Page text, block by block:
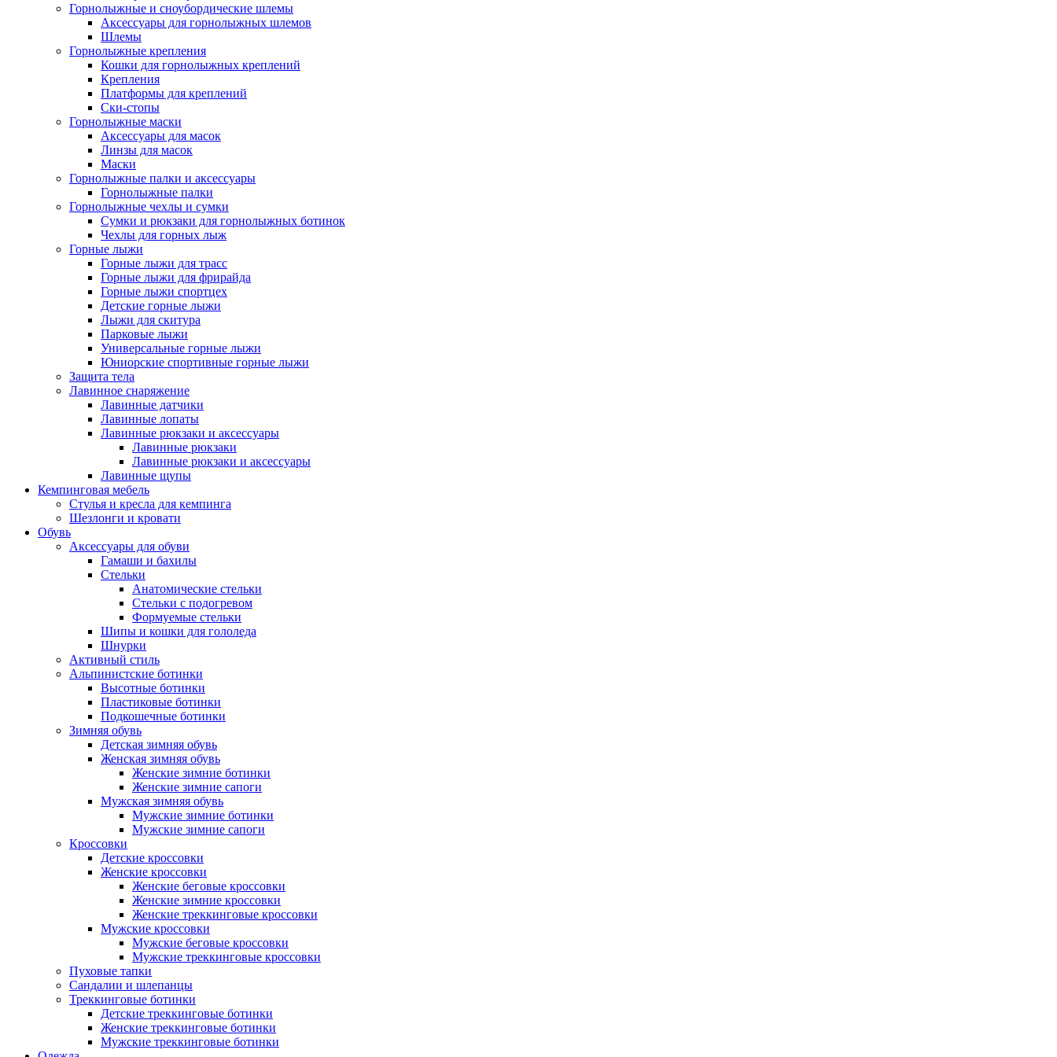
Горнолыжные и сноубордические шлемы
Аксессуары для горнолыжных шлемов
Шлемы
Горнолыжные крепления
Кошки для горнолыжных креплений
Крепления
Платформы для креплений
Ски-стопы
Горнолыжные маски
Аксессуары для масок
Линзы для масок
Маски
Горнолыжные палки и аксессуары
Горнолыжные палки
Горнолыжные чехлы и сумки
Сумки и рюкзаки для горнолыжных ботинок
Чехлы для горных лыж
Горные лыжи
Горные лыжи для трасс
Горные лыжи для фрирайда
Горные лыжи спортцех
Детские горные лыжи
Лыжи для скитура
Парковые лыжи
Универсальные горные лыжи
Юниорские спортивные горные лыжи
Защита тела
Лавинное снаряжение
Лавинные датчики
Лавинные лопаты
Лавинные рюкзаки и аксессуары
Лавинные рюкзаки
Лавинные рюкзаки и аксессуары
Лавинные щупы
Кемпинговая мебель
Стулья и кресла для кемпинга
Шезлонги и кровати
Обувь
Аксессуары для обуви
Гамаши и бахилы
Стельки
Анатомические стельки
Стельки с подогревом
Формуемые стельки
Шипы и кошки для гололеда
Шнурки
Активный стиль
Альпинистские ботинки
Высотные ботинки
Пластиковые ботинки
Подкошечные ботинки
Зимняя обувь
Детская зимняя обувь
Женская зимняя обувь
Женские зимние ботинки
Женские зимние сапоги
Мужская зимняя обувь
Мужские зимние ботинки
Мужские зимние сапоги
Кроссовки
Детские кроссовки
Женские кроссовки
Женские беговые кроссовки
Женские зимние кроссовки
Женские треккинговые кроссовки
Мужские кроссовки
Мужские беговые кроссовки
Мужские треккинговые кроссовки
Пуховые тапки
Сандалии и шлепанцы
Треккинговые ботинки
Детские треккинговые ботинки
Женские треккинговые ботинки
Мужские треккинговые ботинки